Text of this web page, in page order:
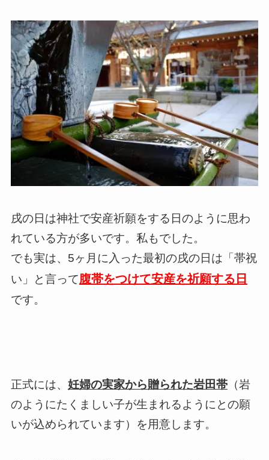
戌の日は神社で安産祈願をする日のように思わ
れている方が多いです。私もでした。
でも実は、5ヶ月に入った最初の戌の日は「帯祝
い」と言って腹帯をつけて安産を祈願する日
です。
正式には、 妊婦の実家から贈られた岩田帯（岩
のようにたくましい子が生まれるようにとの願
いが込められています）を用意します。